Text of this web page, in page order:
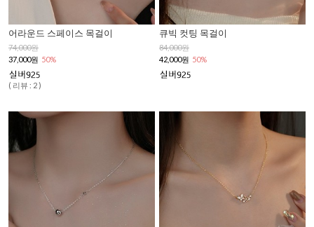
어라운드 스페이스 목걸이
74,000원
37,000원 50%
( 리뷰 : 2 )
큐빅 컷팅 목걸이
84,000원
42,000원 50%